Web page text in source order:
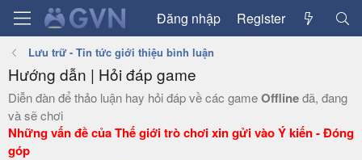
Đăng nhập Register
Lưu trữ - Tin tức giới thiệu bình luận
Hướng dẫn | Hỏi đáp game
Diễn đàn để thảo luận hay hỏi đáp về các gameOfflineđã, đang
và sẽ chơi
Những vấn đề của Thế giới trò chơi xin gửi vào Ý kiến - Đóng
góp